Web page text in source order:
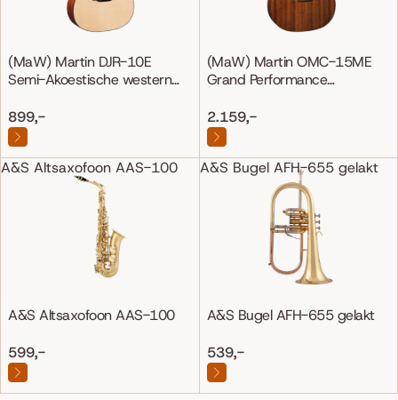
(MaW) Martin DJR-10E
Semi-Akoestische western
899,-
(MaW) Martin OMC-15ME
Grand Performance
2.159,-
A&S Altsaxofoon AAS-100
A&S Altsaxofoon AAS-100
599,-
A&S Bugel AFH-655 gelakt
A&S Bugel AFH-655 gelakt
539,-